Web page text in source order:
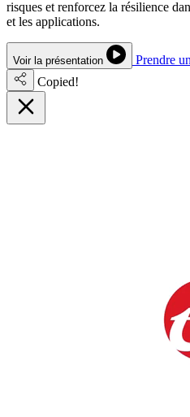
risques et renforcez la résilience
et les applications.
Voir la présentation Prendre
Copied!